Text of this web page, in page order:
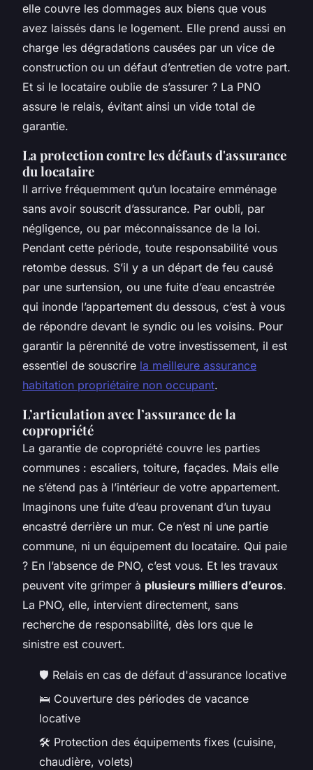
elle couvre les dommages aux biens que vous
avez laissés dans le logement. Elle prend aussi en
charge les dégradations causées par un vice de
construction ou un défaut d’entretien de votre part.
Et si le locataire oublie de s’assurer ? La PNO
assure le relais, évitant ainsi un vide total de
garantie.
La protection contre les défauts d'assurance
du locataire
Il arrive fréquemment qu’un locataire emménage
sans avoir souscrit d’assurance. Par oubli, par
négligence, ou par méconnaissance de la loi.
Pendant cette période, toute responsabilité vous
retombe dessus. S’il y a un départ de feu causé
par une surtension, ou une fuite d’eau encastrée
qui inonde l’appartement du dessous, c’est à vous
de répondre devant le syndic ou les voisins. Pour
garantir la pérennité de votre investissement, il est
essentiel de souscrire la meilleure assurance
habitation propriétaire non occupant.
L’articulation avec l’assurance de la
copropriété
La garantie de copropriété couvre les parties
communes : escaliers, toiture, façades. Mais elle
ne s’étend pas à l’intérieur de votre appartement.
Imaginons une fuite d’eau provenant d’un tuyau
encastré derrière un mur. Ce n’est ni une partie
commune, ni un équipement du locataire. Qui paie
? En l’absence de PNO, c’est vous. Et les travaux
peuvent vite grimper à plusieurs milliers d’euros.
La PNO, elle, intervient directement, sans
recherche de responsabilité, dès lors que le
sinistre est couvert.
🛡️ Relais en cas de défaut d'assurance locative
🛌 Couverture des périodes de vacance
locative
🛠️ Protection des équipements fixes (cuisine,
chaudière, volets)